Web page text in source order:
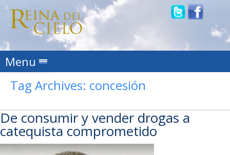
Menu Skip to content
Tag Archives: concesión
De consumir y vender drogas a
catequista comprometido